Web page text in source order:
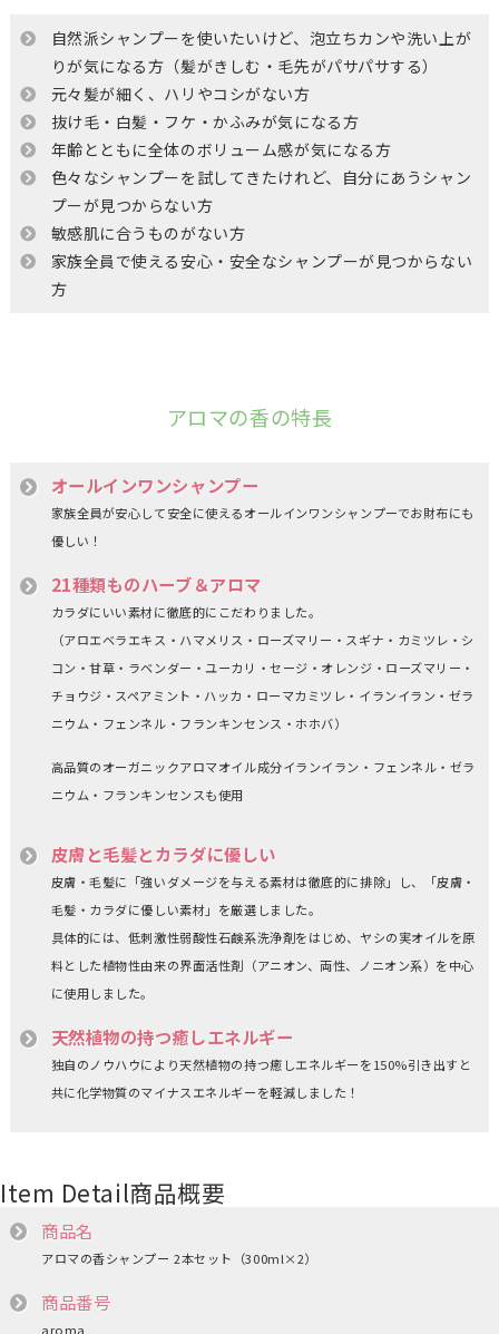
自然派シャンプーを使いたいけど、泡立ちカンや洗い上が
りが気になる方（髪がきしむ・毛先がパサパサする）
元々髪が細く、ハリやコシがない方
抜け毛・白髪・フケ・かふみが気になる方
年齢とともに全体のボリューム感が気になる方
色々なシャンプーを試してきたけれど、自分にあうシャン
プーが見つからない方
敏感肌に合うものがない方
家族全員で使える安心・安全なシャンプーが見つからない
方
アロマの香の特長
オールインワンシャンプー
家族全員が安心して安全に使えるオールインワンシャンプーでお財布にも
優しい！
21種類ものハーブ＆アロマ
カラダにいい素材に徹底的にこだわりました。
（アロエベラエキス・ハマメリス・ローズマリー・スギナ・カミツレ・シ
コン・甘草・ラベンダー・ユーカリ・セージ・オレンジ・ローズマリー・
チョウジ・スペアミント・ハッカ・ローマカミツレ・イランイラン・ゼラ
ニウム・フェンネル・フランキンセンス・ホホバ）
高品質のオーガニックアロマオイル成分イランイラン・フェンネル・ゼラ
ニウム・フランキンセンスも使用
皮膚と毛髪とカラダに優しい
皮膚・毛髪に「強いダメージを与える素材は徹底的に排除」し、「皮膚・
毛髪・カラダに優しい素材」を厳選しました。
具体的には、低刺激性弱酸性石鹸系洗浄剤をはじめ、ヤシの実オイルを原
料とした植物性由来の界面活性剤（アニオン、両性、ノニオン系）を中心
に使用しました。
天然植物の持つ癒しエネルギー
独自のノウハウにより天然植物の持つ癒しエネルギーを150%引き出すと
共に化学物質のマイナスエネルギーを軽減しました！
Item Detail商品概要
商品名
アロマの香シャンプー 2本セット（300ml×2）
商品番号
aroma